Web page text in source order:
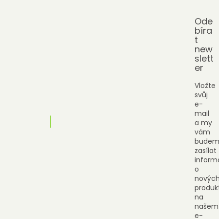
Ode
bíra
t
new
slett
er
Vložte
svůj
e-
mail
a my
vám
zasílat
o
nových
na
našem
e-